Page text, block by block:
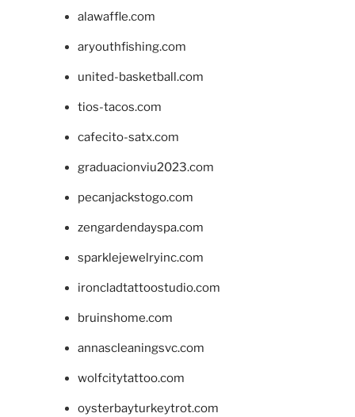
alawaffle.com
aryouthfishing.com
united-basketball.com
tios-tacos.com
cafecito-satx.com
graduacionviu2023.com
pecanjackstogo.com
zengardendayspa.com
sparklejewelryinc.com
ironcladtattoostudio.com
bruinshome.com
annascleaningsvc.com
wolfcitytattoo.com
oysterbayturkeytrot.com